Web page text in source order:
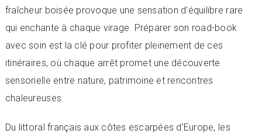
fraîcheur boisée provoque une sensation d’équilibre rare
qui enchante à chaque virage. Préparer son road-book
avec soin est la clé pour profiter pleinement de ces
itinéraires, où chaque arrêt promet une découverte
sensorielle entre nature, patrimoine et rencontres
chaleureuses.
Du littoral français aux côtes escarpées d’Europe, les